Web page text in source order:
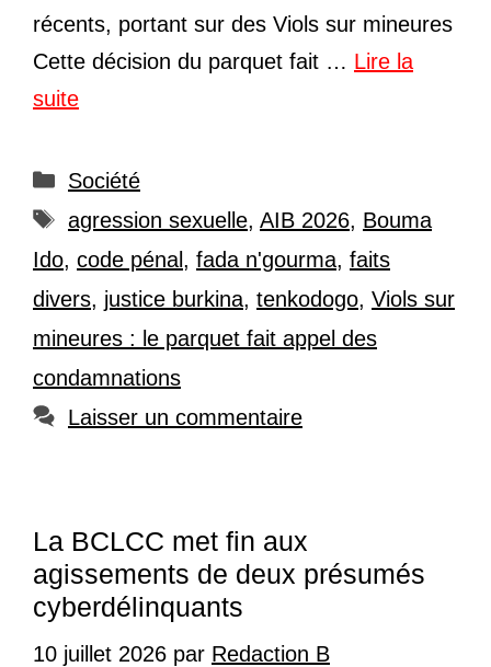
récents, portant sur des Viols sur mineures
Cette décision du parquet fait … Lire la
suite
Catégories
Société
Étiquettes
agression sexuelle, AIB 2026, Bouma
Ido, code pénal, fada n'gourma, faits
divers, justice burkina, tenkodogo, Viols sur
mineures : le parquet fait appel des
condamnations
Laisser un commentaire
La BCLCC met fin aux
agissements de deux présumés
cyberdélinquants
10 juillet 2026 par Redaction B